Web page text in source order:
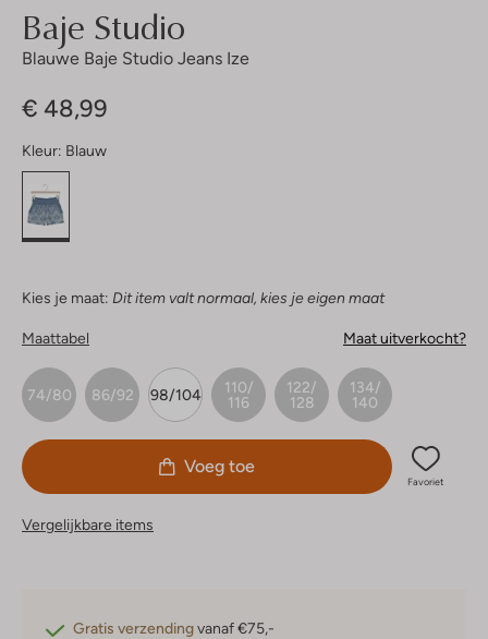
Baje Studio
Blauwe Baje Studio Jeans Ize
€ 48,99
Kleur: Blauw
Kies je maat: Dit item valt normaal, kies je eigen maat
Maattabel Maat uitverkocht?
74/80 86/92 98/104
110/
116
122/
128
134/
140
Voeg toe
Favoriet
Vergelijkbare items
Gratis verzendingvanaf €75,-